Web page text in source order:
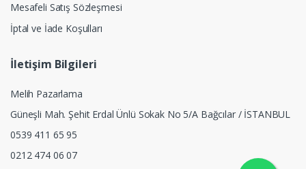
Mesafeli Satış Sözleşmesi
İptal ve İade Koşulları
İletişim Bilgileri
Melih Pazarlama
Güneşli Mah. Şehit Erdal Ünlü Sokak No 5/A Bağcılar / İSTANBUL
0539 411 65 95
0212 474 06 07